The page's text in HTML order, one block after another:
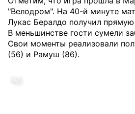
"Велодром". На 40-й минуте
Лукас Бералдо получил
В меньшинстве гости сумели
Свои моменты реализовали
(56) и Рамуш (86).